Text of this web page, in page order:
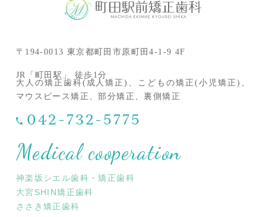
〒194-0013 東京都町田市原町田4-1-9 4F
JR「町田駅」 徒歩1分
大人の矯正歯科(成人矯正)、こどもの矯正(小児矯正)、
マウスピース矯正、部分矯正、裏側矯正
042-732-5775
Medical cooperation
神楽坂シエル歯科・矯正歯科
大宮SHIN矯正歯科
ささき矯正歯科